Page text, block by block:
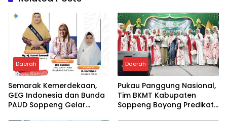
Daerah
Semarak Kemerdekaan,
GEG Indonesia dan Bunda
PAUD Soppeng Gelar
Daerah
Pukau Panggung Nasional,
Tim BKMT Kabupaten
Soppeng Boyong Predikat